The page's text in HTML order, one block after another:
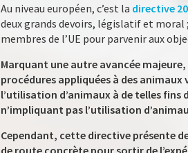
Au niveau européen, c’est la directive
deux grands devoirs, législatif et
membres de l’UE pour parvenir aux
Marquant une autre avancée
procédures appliquées à des
l’utilisation d’animaux à de telles fins
n’impliquant pas l’utilisation
Cependant, cette directive présente
de route concrète pour sortir de